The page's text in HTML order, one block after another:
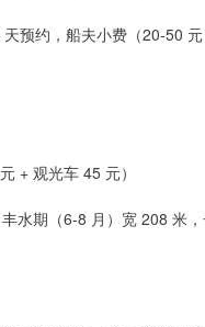
预约，船夫小费（20-50 元
+ 观光车 45 元）​
水期（6-8 月）宽 208 米